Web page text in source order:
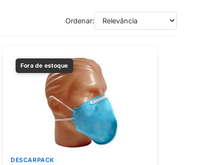
Ordenar:
Fora de estoque
DESCARPACK